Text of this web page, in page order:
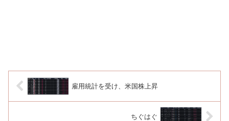
雇用統計を受け、米国株上昇
ちぐはぐ